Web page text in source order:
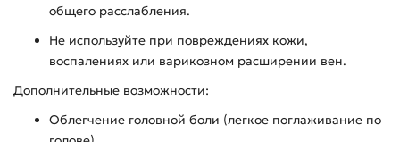
общего расслабления.
Не используйте при повреждениях кожи,
воспалениях или варикозном расширении вен.
Дополнительные возможности:
Облегчение головной боли (легкое поглаживание по